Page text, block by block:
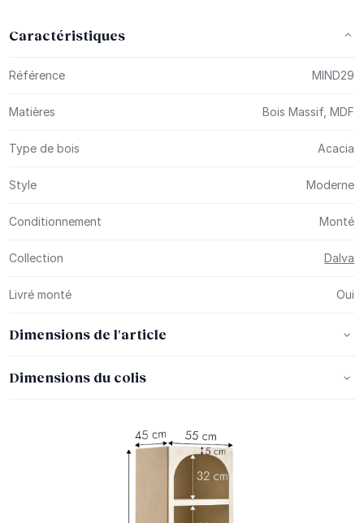
Caractéristiques
Référence MIND29
Matières Bois Massif, MDF
Type de bois Acacia
Style Moderne
Conditionnement Monté
Collection Dalva
Livré monté Oui
Dimensions de l'article
Dimensions du colis